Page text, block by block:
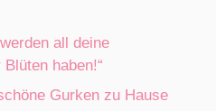
all deine
haben!“
Gurken zu Hause